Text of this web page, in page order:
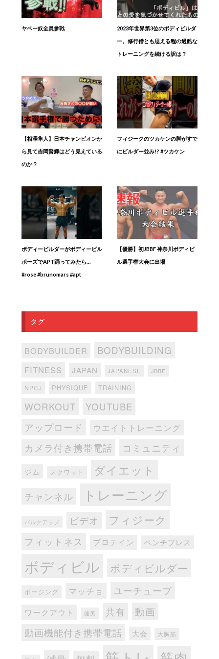
ヤベー奴全員参戦
2023年世界第3位のボディビルダ
ー。修行僧とも思える程の過酷な
トレーニングを続ける訳は？
【相澤隼人】日本チャンピオンか
ら見て吉岡賢輝はどう見えている
のか？
フィジークのツカケンの脚がすで
にビルダー並み!? #ツカケン
ボディービルダーがボディービル
ポーズでAPT踊ってみたら…
#rose #brunomars #apt
【優勝】初JBBF 神奈川ボディビ
ル選手権大会に出場
タグ
BODYBUILDER BODYBUILDING
FITNESS JAPAN JAPANESE JBBF
NPCJ PHYSIQUE TRAINING
WORKOUT
YOUTUBE
アップロード
ウエイトトレーニング
カメラ付き携帯電話 コミュニティ
ジム スクワット ダイエット
チャンネル トレーニング
バルクアップ ビデオ フィジーク
フィットネス プロテイン ベンチプレス
ボディビル ボディビルダー
ポージング マッチョ ユーチューブ
ワークアウト 健美 共有 動画
動画機能付き携帯電話 大会 大胸筋